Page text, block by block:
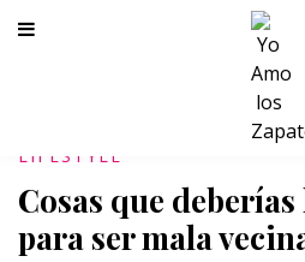
LIFESTYLE
Cosas que
para ser mala